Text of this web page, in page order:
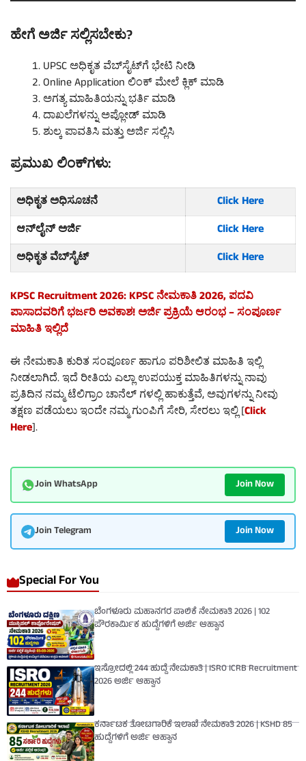
ಹೇಗೆ ಅರ್ಜಿ ಸಲ್ಲಿಸಬೇಕು?
UPSC ಅಧಿಕೃತ ವೆಬ್‌ಸೈಟ್‌ಗೆ ಭೇಟಿ ನೀಡಿ
Online Application ಲಿಂಕ್ ಮೇಲೆ ಕ್ಲಿಕ್ ಮಾಡಿ
ಅಗತ್ಯ ಮಾಹಿತಿಯನ್ನು ಭರ್ತಿ ಮಾಡಿ
ದಾಖಲೆಗಳನ್ನು ಅಪ್ಲೋಡ್ ಮಾಡಿ
ಶುಲ್ಕ ಪಾವತಿಸಿ ಮತ್ತು ಅರ್ಜಿ ಸಲ್ಲಿಸಿ
ಪ್ರಮುಖ ಲಿಂಕ್‌ಗಳು:
ಅಧಿಕೃತ ಅಧಿಸೂಚನೆ
Click Here
ಆನ್‌ಲೈನ್ ಅರ್ಜಿ
Click Here
ಅಧಿಕೃತ ವೆಬ್‌ಸೈಟ್
Click Here
KPSC Recruitment 2026: KPSC ನೇಮಕಾತಿ 2026, ಪದವಿ
ಪಾಸಾದವರಿಗೆ ಭರ್ಜರಿ ಅವಕಾಶ! ಅರ್ಜಿ ಪ್ರಕ್ರಿಯೆ ಆರಂಭ – ಸಂಪೂರ್ಣ
ಮಾಹಿತಿ ಇಲ್ಲಿದೆ
ಈ ನೇಮಕಾತಿ ಕುರಿತ ಸಂಪೂರ್ಣ ಹಾಗೂ ಪರಿಶೀಲಿತ ಮಾಹಿತಿ ಇಲ್ಲಿ
ನೀಡಲಾಗಿದೆ. ಇದೆ ರೀತಿಯ ಎಲ್ಲಾ ಉಪಯುಕ್ತ ಮಾಹಿತಿಗಳನ್ನು ನಾವು
ಪ್ರತಿದಿನ ನಮ್ಮ ಟೆಲಿಗ್ರಾಂ ಚಾನೆಲ್ ಗಳಲ್ಲಿ ಹಾಕುತ್ತೆವೆ, ಅವುಗಳನ್ನು ನೀವು
ತಕ್ಷಣ ಪಡೆಯಲು ಇಂದೇ ನಮ್ಮ ಗುಂಪಿಗೆ ಸೇರಿ, ಸೇರಲು ಇಲ್ಲಿ [Click
Here].
Join WhatsApp Join Now
Join Telegram Join Now
Special For You
ಬೆಂಗಳೂರು ಮಹಾನಗರ ಪಾಲಿಕೆ ನೇಮಕಾತಿ 2026 | 102
ಪೌರಕಾರ್ಮಿಕ ಹುದ್ದೆಗಳಿಗೆ ಅರ್ಜಿ ಆಹ್ವಾನ
ಇಸ್ರೋದಲ್ಲಿ 244 ಹುದ್ದೆ ನೇಮಕಾತಿ | ISRO ICRB Recruitment
2026 ಅರ್ಜಿ ಆಹ್ವಾನ
ಕರ್ನಾಟಕ ತೋಟಗಾರಿಕೆ ಇಲಾಖೆ ನೇಮಕಾತಿ 2026 | KSHD 85
ಹುದ್ದೆಗಳಿಗೆ ಅರ್ಜಿ ಆಹ್ವಾನ